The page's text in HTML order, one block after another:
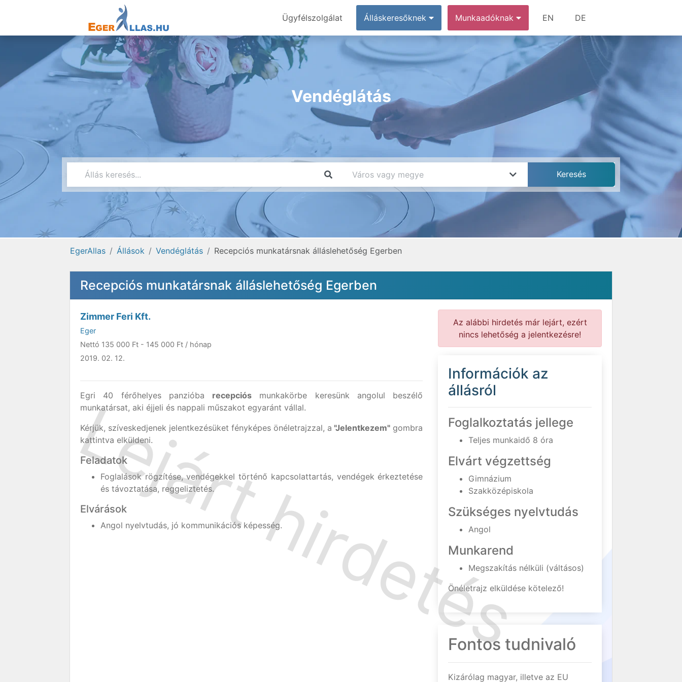
Ügyfélszolgálat Álláskeresőknek Munkaadóknak EN DE
Vendéglátás
EgerAllas Állások Vendéglátás Recepciós munkatársnak álláslehetőség Egerben
Recepciós munkatársnak álláslehetőség Egerben
Zimmer Feri Kft.
Eger
Nettó 135 000 Ft - 145 000 Ft / hónap
2019. 02. 12.
Egri 40 férőhelyes panzióba recepciós munkakörbe keresünk angolul beszélő
munkatársat, aki éjjeli és nappali műszakot egyaránt vállal.
Kérjük, szíveskedjenek jelentkezésüket fényképes önéletrajzzal, a "Jelentkezem" gombra
kattintva elküldeni.
Feladatok
Foglalások rögzítése, vendégekkel történő kapcsolattartás, vendégek érkeztetése
és távoztatása, reggeliztetés.
Elvárások
Angol nyelvtudás, jó kommunikációs képesség.
Az alábbi hirdetés már lejárt, ezért
nincs lehetőség a jelentkezésre!
Információk az
állásról
Foglalkoztatás jellege
Teljes munkaidő 8 óra
Elvárt végzettség
Gimnázium
Szakközépiskola
Szükséges nyelvtudás
Angol
Munkarend
Megszakítás nélküli (váltásos)
Önéletrajz elküldése kötelező!
Fontos tudnivaló
Kizárólag magyar, illetve az EU